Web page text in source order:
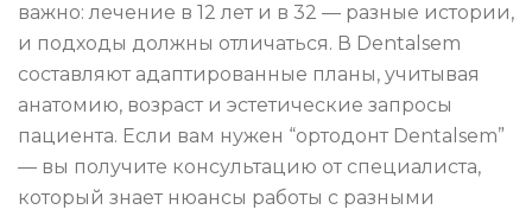
важно: лечение в 12 лет и в 32 — разные истории,
и подходы должны отличаться. В Dentalsem
составляют адаптированные планы, учитывая
анатомию, возраст и эстетические запросы
пациента. Если вам нужен “ортодонт Dentalsem”
— вы получите консультацию от специалиста,
который знает нюансы работы с разными